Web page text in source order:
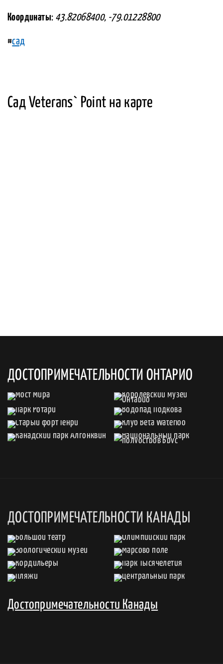
Координаты: 43.82068400, -79.01228800
#сад
Сад Veterans` Point на карте
ДОСТОПРИМЕЧАТЕЛЬНОСТИ ОНТАРИО
ДОСТОПРИМЕЧАТЕЛЬНОСТИ КАНАДЫ
Достопримечательности Канады